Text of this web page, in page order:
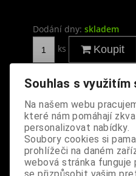
Dodání dny: skladem
ks
Koupit
Tabulky velikostí: zde
Výrobce:import NL
Katalogové číslo:
Záruka (měsíců):24
Dotaz na výrobek
Tisk
materiál: 100% bavlna
Souhlas s využitím
Na našem webu
které nám pomáhají
personalizovat nabídky.
Soubory cookies si
prohlížeči na daném
webová stránka funguje
se přizpůsobit vašim